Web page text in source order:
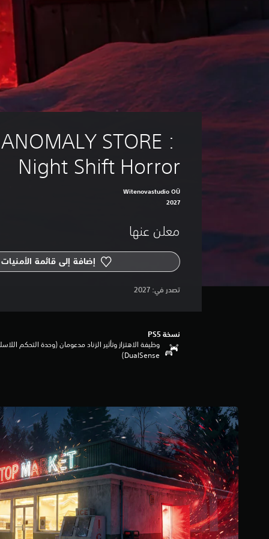
STORE :
Night Shift Horror
Witenovastudio OÜ
2027
معلن عنها
إضافة إلى قائمة الأمنيات
‏تصدر في: ‏2027
نسخة PS5‏
وظيفة الاهتزاز وتأثير الزناد مدعومان (وحدة التحكم
DualSense‏)